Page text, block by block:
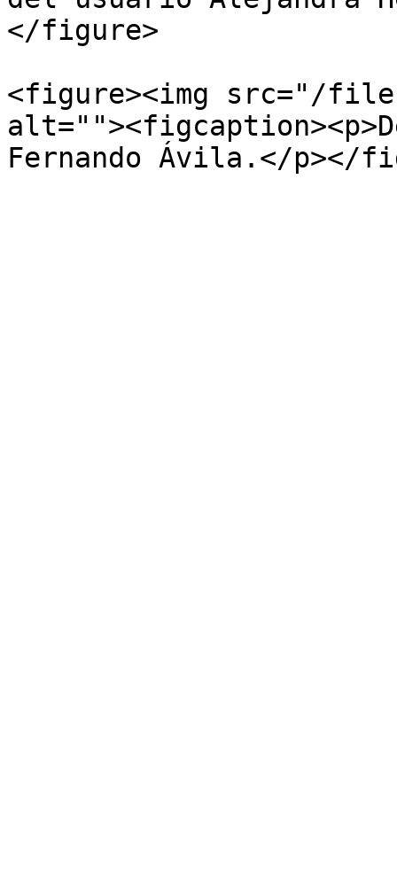
</figure>
<figure><img src="/